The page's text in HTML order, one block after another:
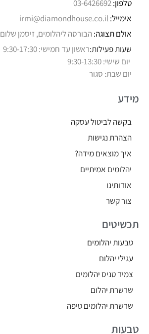
טלפון:03-6426692
אימייל:irmi@diamondhouse.co.il
אולם תצוגה: הבורסה ליהלומים, זיסמן שלום 1, רמת גן
שעות פעילות:ראשון עד חמישי: 9:30-17:30
יום שישי: 9:30-13:30
יום שבת: סגור
מידע
בקשה לביטול עסקה
הצהרת נגישות
איך מוצאים מידה?
יהלומים אמיתיים
אודותינו
צור קשר
תכשיטים
טבעות יהלומים
עגילי יהלום
צמיד טניס יהלומים
שרשרת יהלום
שרשרת יהלומים טיפה
טבעות